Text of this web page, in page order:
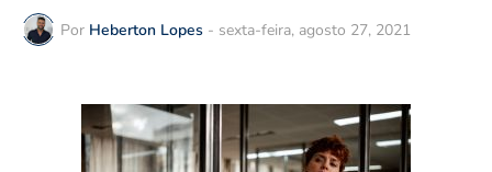
Por Heberton Lopes - sexta-feira, agosto 27, 2021